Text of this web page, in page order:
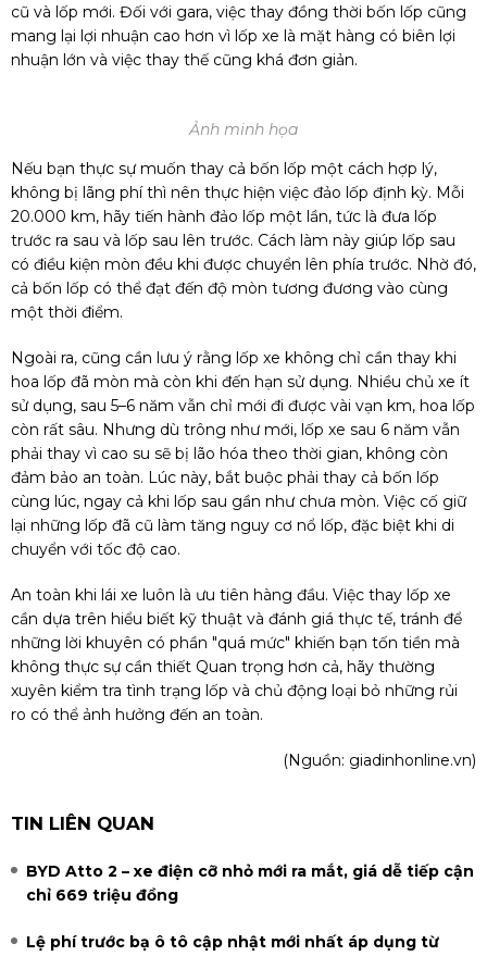
cũ và lốp mới. Đối với gara, việc thay đồng thời bốn lốp cũng
mang lại lợi nhuận cao hơn vì lốp xe là mặt hàng có biên lợi
nhuận lớn và việc thay thế cũng khá đơn giản.
Ảnh minh họa
Nếu bạn thực sự muốn thay cả bốn lốp một cách hợp lý,
không bị lãng phí thì nên thực hiện việc đảo lốp định kỳ. Mỗi
20.000 km, hãy tiến hành đảo lốp một lần, tức là đưa lốp
trước ra sau và lốp sau lên trước. Cách làm này giúp lốp sau
có điều kiện mòn đều khi được chuyển lên phía trước. Nhờ đó,
cả bốn lốp có thể đạt đến độ mòn tương đương vào cùng
một thời điểm.
Ngoài ra, cũng cần lưu ý rằng lốp xe không chỉ cần thay khi
hoa lốp đã mòn mà còn khi đến hạn sử dụng. Nhiều chủ xe ít
sử dụng, sau 5–6 năm vẫn chỉ mới đi được vài vạn km, hoa lốp
còn rất sâu. Nhưng dù trông như mới, lốp xe sau 6 năm vẫn
phải thay vì cao su sẽ bị lão hóa theo thời gian, không còn
đảm bảo an toàn. Lúc này, bắt buộc phải thay cả bốn lốp
cùng lúc, ngay cả khi lốp sau gần như chưa mòn. Việc cố giữ
lại những lốp đã cũ làm tăng nguy cơ nổ lốp, đặc biệt khi di
chuyển với tốc độ cao.
An toàn khi lái xe luôn là ưu tiên hàng đầu. Việc thay lốp xe
cần dựa trên hiểu biết kỹ thuật và đánh giá thực tế, tránh để
những lời khuyên có phần "quá mức" khiến bạn tốn tiền mà
không thực sự cần thiết Quan trọng hơn cả, hãy thường
xuyên kiểm tra tình trạng lốp và chủ động loại bỏ những rủi
ro có thể ảnh hưởng đến an toàn.
(Nguồn: giadinhonline.vn)
TIN LIÊN QUAN
BYD Atto 2 – xe điện cỡ nhỏ mới ra mắt, giá dễ tiếp cận
chỉ 669 triệu đồng
Lệ phí trước bạ ô tô cập nhật mới nhất áp dụng từ